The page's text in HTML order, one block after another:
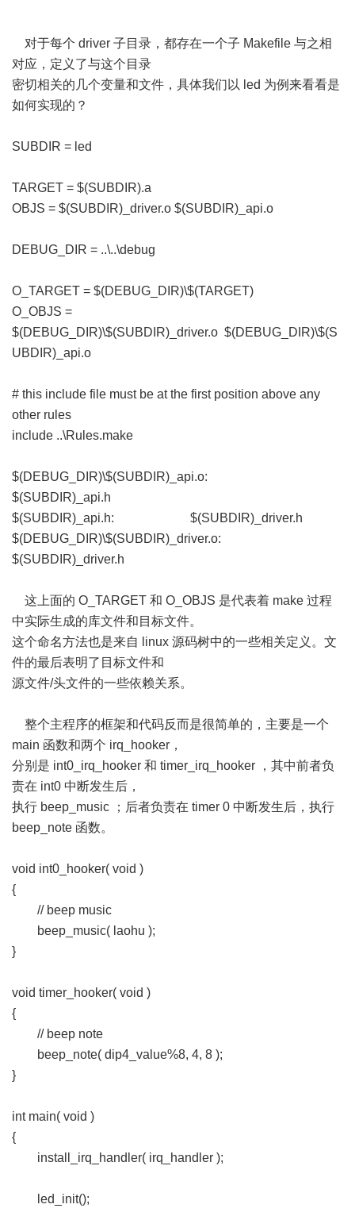
对于每个 driver 子目录，都存在一个子 Makefile 与之相
对应，定义了与这个目录
密切相关的几个变量和文件，具体我们以 led 为例来看看是
如何实现的？
SUBDIR = led
TARGET = $(SUBDIR).a
OBJS = $(SUBDIR)_driver.o $(SUBDIR)_api.o
DEBUG_DIR = ..\..\debug
O_TARGET = $(DEBUG_DIR)\$(TARGET)
O_OBJS =
$(DEBUG_DIR)\$(SUBDIR)_driver.o $(DEBUG_DIR)\$(S
UBDIR)_api.o
# this include file must be at the first position above any
other rules
include ..\Rules.make
$(DEBUG_DIR)\$(SUBDIR)_api.o:
$(SUBDIR)_api.h
$(SUBDIR)_api.h: $(SUBDIR)_driver.h
$(DEBUG_DIR)\$(SUBDIR)_driver.o:
$(SUBDIR)_driver.h
这上面的 O_TARGET 和 O_OBJS 是代表着 make 过程
中实际生成的库文件和目标文件。
这个命名方法也是来自 linux 源码树中的一些相关定义。文
件的最后表明了目标文件和
源文件/头文件的一些依赖关系。
整个主程序的框架和代码反而是很简单的，主要是一个
main 函数和两个 irq_hooker，
分别是 int0_irq_hooker 和 timer_irq_hooker ，其中前者负
责在 int0 中断发生后，
执行 beep_music ；后者负责在 timer 0 中断发生后，执行
beep_note 函数。
void int0_hooker( void )
{
// beep music
beep_music( laohu );
}
void timer_hooker( void )
{
// beep note
beep_note( dip4_value%8, 4, 8 );
}
int main( void )
{
install_irq_handler( irq_handler );
led_init();